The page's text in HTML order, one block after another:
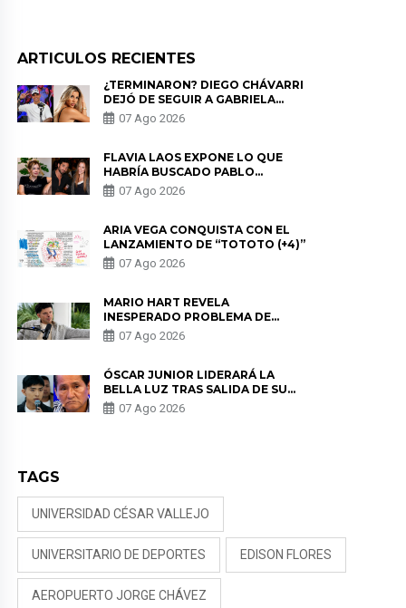
ARTICULOS RECIENTES
¿TERMINARON? DIEGO CHÁVARRI
DEJÓ DE SEGUIR A GABRIELA
HERRERA Y ANUNCIA SU SALIDA
DE PÓDCAST
07 Ago 2026
FLAVIA LAOS EXPONE LO QUE
HABRÍA BUSCADO PABLO
HEREDIA CON ALE FULLER: “UNA
DE LAS PARTES QUERÍA EL
07 Ago 2026
ARIA VEGA CONQUISTA CON EL
LANZAMIENTO DE “TOTOTO (+4)”
07 Ago 2026
MARIO HART REVELA
INESPERADO PROBLEMA DE
SALUD ANTES DE SEPARARSE DE
KORINA: “ME ENCONTRARON UN
07 Ago 2026
ÓSCAR JUNIOR LIDERARÁ LA
BELLA LUZ TRAS SALIDA DE SU
PADRE POR POLÉMICA CON
NALDY SALDAÑA
07 Ago 2026
TAGS
UNIVERSIDAD CÉSAR VALLEJO
UNIVERSITARIO DE DEPORTES EDISON FLORES
AEROPUERTO JORGE CHÁVEZ